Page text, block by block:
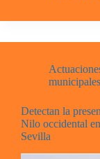
municipales
Detectan la
Nilo occidental
Sevilla